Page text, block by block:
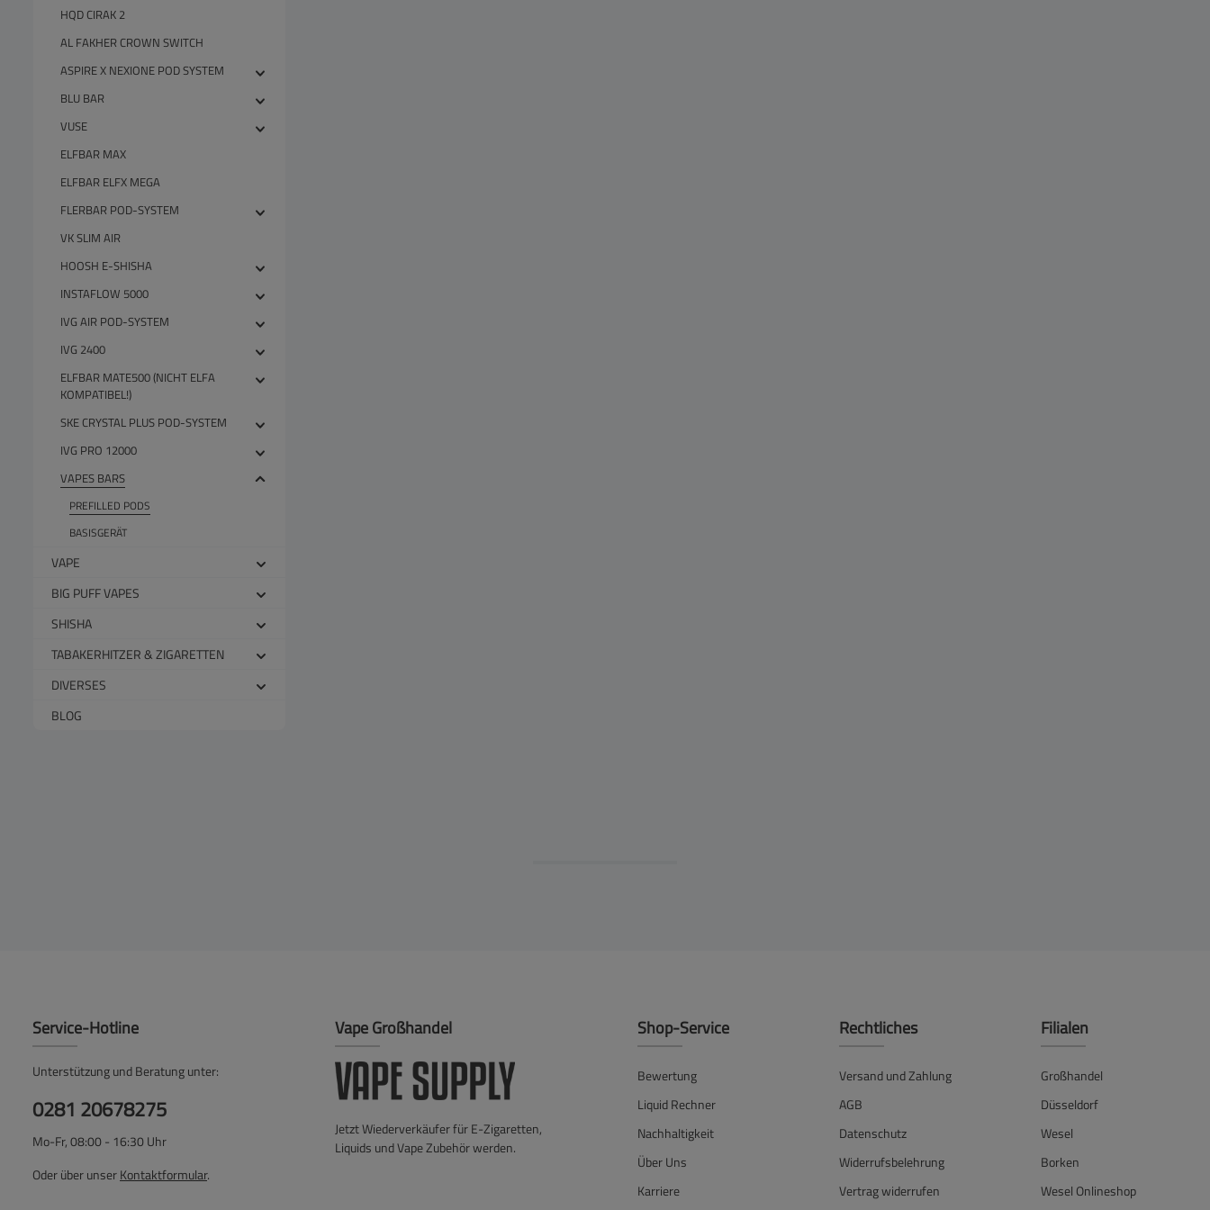
HQD CIRAK 2
AL FAKHER CROWN SWITCH
ASPIRE X NEXIONE POD SYSTEM
BLU BAR
VUSE
ELFBAR MAX
ELFBAR ELFX MEGA
FLERBAR POD-SYSTEM
VK SLIM AIR
HOOSH E-SHISHA
INSTAFLOW 5000
IVG AIR POD-SYSTEM
IVG 2400
ELFBAR MATE500 (NICHT ELFA
KOMPATIBEL!)
SKE CRYSTAL PLUS POD-SYSTEM
IVG PRO 12000
VAPES BARS
PREFILLED PODS
BASISGERÄT
VAPE
BIG PUFF VAPES
SHISHA
TABAKERHITZER & ZIGARETTEN
DIVERSES
BLOG
Service-Hotline
Unterstützung und Beratung unter:
0281 20678275
Mo-Fr, 08:00 - 16:30 Uhr
Oder über unserKontaktformular.
Vape Großhandel
Jetzt Wiederverkäufer für E-Zigaretten,
Liquids und Vape Zubehör werden.
Shop-Service
Bewertung
Liquid Rechner
Nachhaltigkeit
Über Uns
Karriere
Rechtliches
Versand und Zahlung
AGB
Datenschutz
Widerrufsbelehrung
Vertrag widerrufen
Filialen
Großhandel
Düsseldorf
Wesel
Borken
Wesel Onlineshop